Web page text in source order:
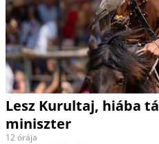
Lesz Kurultaj, hiába
miniszter
12 órája